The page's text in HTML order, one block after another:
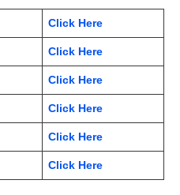
Click Here
Click Here
Click Here
Click Here
Click Here
Click Here